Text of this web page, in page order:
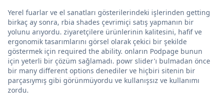
Yerel fuarlar ve el sanatları gösterilerindeki işlerinden getting
birkaç ay sonra, rbia shades çevrimiçi satış yapmanın bir
yolunu arıyordu. ziyaretçilere ürünlerinin kalitesini, hafif ve
ergonomik tasarımlarını görsel olarak çekici bir şekilde
göstermek için required the ability. onların Podpage bunun
için yeterli bir çözüm sağlamadı. powr slider'ı bulmadan önce
bir many different options denediler ve hiçbiri sitenin bir
parçasıymış gibi görünmüyordu ve kullanışsız ve kullanımı
zordu.